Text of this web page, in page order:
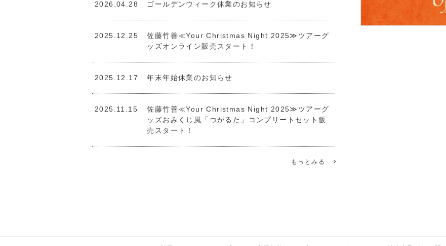
2026.04.28 ゴールデンウィーク休業のお知らせ
2025.12.25
佐藤竹善≪Your Christmas Night 2025≫ツアーグ
ッズオンライン販売スタート！
2025.12.17 年末年始休業のお知らせ
2025.11.15
佐藤竹善≪Your Christmas Night 2025≫ツアーグ
ッズおみくじ風「つがるた」コンプリートセット販
売スタート！
もっとみる